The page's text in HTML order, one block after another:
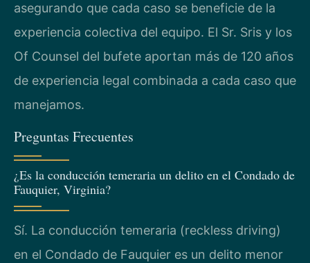
asegurando que cada caso se beneficie de la
experiencia colectiva del equipo. El Sr. Sris y los
Of Counsel del bufete aportan más de 120 años
de experiencia legal combinada a cada caso que
manejamos.
Preguntas Frecuentes
¿Es la conducción temeraria un delito en el Condado de
Fauquier, Virginia?
Sí. La conducción temeraria (reckless driving)
en el Condado de Fauquier es un delito menor